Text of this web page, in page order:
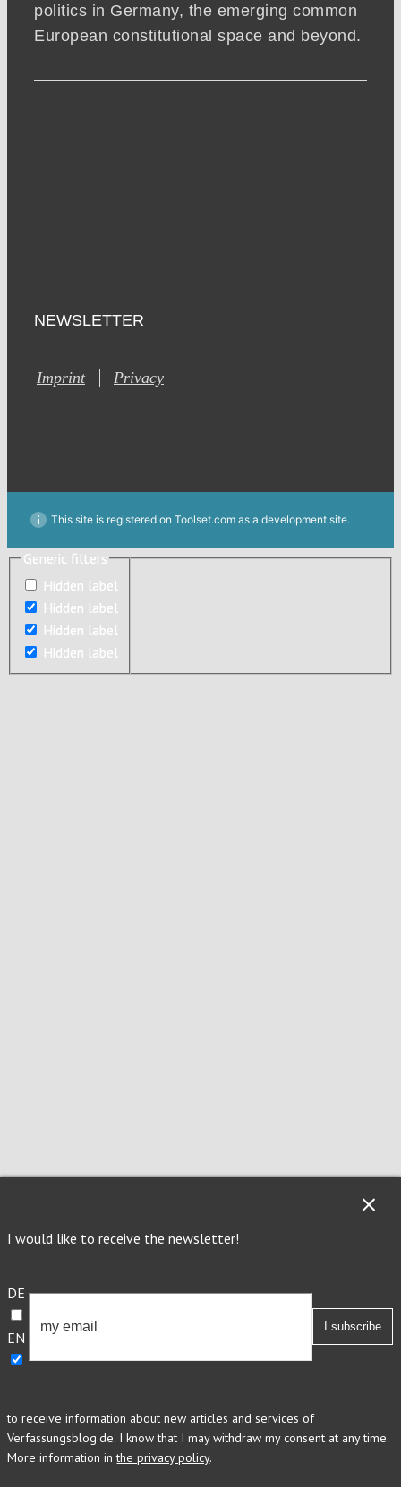
politics in Germany, the emerging common
European constitutional space and beyond.
NEWSLETTER
Imprint Privacy
I would like to receive the newsletter!
DE
EN
to receive information about new articles and services of
Verfassungsblog.de. I know that I may withdraw my consent at any time.
More information inthe privacy policy.
This site is registered on Toolset.com as a development site.
Generic filters
Hidden label
Hidden label
Hidden label
Hidden label
Generic filters
Hidden label
Hidden label
Hidden label
Hidden label